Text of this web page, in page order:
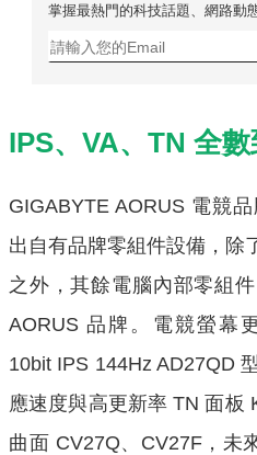
掌握最熱門的科技話題、網路動
IPS、VA、TN 全
GIGABYTE AORUS 電競
出自有品牌零組件設備，除
之外，其餘電腦內部零組
AORUS 品牌。電競螢幕
10bit IPS 144Hz AD27QD
應速度與高更新率 TN 面板
曲面 CV27Q、CV27F，未